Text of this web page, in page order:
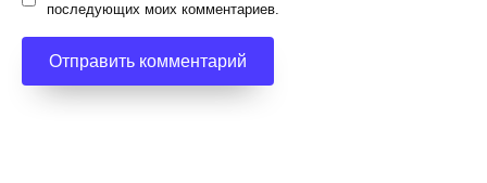
последующих моих комментариев.